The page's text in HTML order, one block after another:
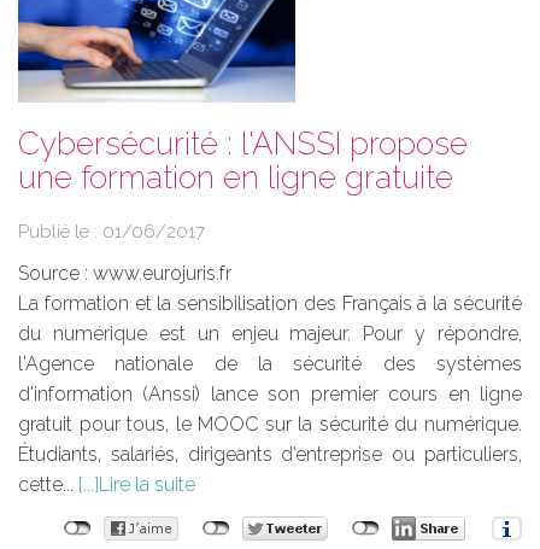
Cybersécurité : l'ANSSI propose
une formation en ligne gratuite
Publié le : 01/06/2017
Source : www.eurojuris.fr
La formation et la sensibilisation des Français à la sécurité
du numérique est un enjeu majeur. Pour y répondre,
l'Agence nationale de la sécurité des systèmes
d'information (Anssi) lance son premier cours en ligne
gratuit pour tous, le MOOC ​sur la sécurité du numérique.
Étudiants, salariés, dirigeants d’entreprise ou particuliers,
cette...
Lire la suite